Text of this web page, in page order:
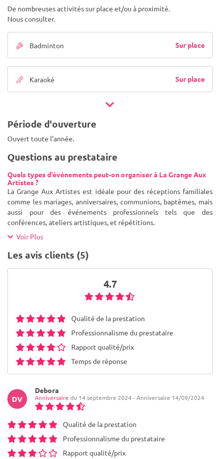
De nombreuses activités sur place et/ou à proximité.
Nous consulter.
Badminton Sur place
Karaoké Sur place
Période d'ouverture
Ouvert toute l'année.
Questions au prestataire
Quels types d'événements peut-on organiser à La Grange Aux
Artistes ?
La Grange Aux Artistes est idéale pour des réceptions familiales
comme les mariages, anniversaires, communions, baptêmes, mais
aussi pour des événements professionnels tels que des
conférences, ateliers artistiques, et répétitions.
Voir Plus
Les avis clients (5)
4.7
Qualité de la prestation
Professionnalisme du prestataire
Rapport qualité/prix
Temps de réponse
DV
Debora
Anniversaire du 14 septembre 2024 - Anniversaire 14/09/2024
Qualité de la prestation
Professionnalisme du prestataire
Rapport qualité/prix